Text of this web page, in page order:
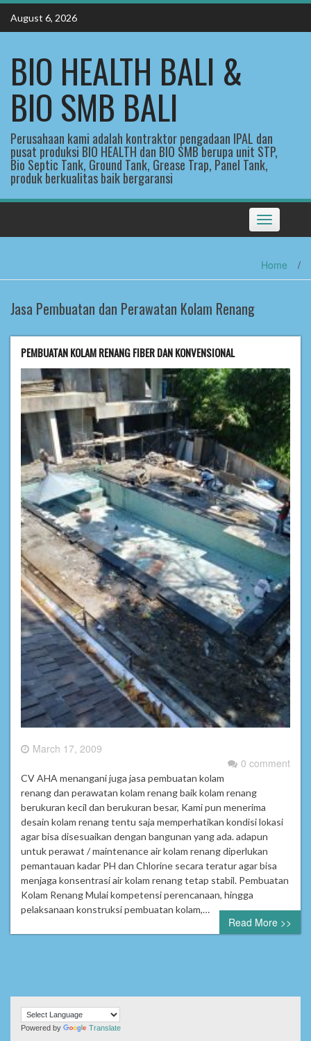
Skip
content
August 6, 2026
BIO HEALTH BALI &
BIO SMB BALI
Perusahaan kami adalah kontraktor pengadaan IPAL dan
pusat produksi BIO HEALTH dan BIO SMB berupa unit STP,
Bio Septic Tank, Ground Tank, Grease Trap, Panel Tank,
produk berkualitas baik bergaransi
Toggle
navigation
Home /
Jasa Pembuatan dan Perawatan Kolam Renang
PEMBUATAN KOLAM RENANG FIBER DAN KONVENSIONAL
March 17, 2009
0 comment
CV AHA menangani juga jasa pembuatan kolam
renang dan perawatan kolam renang baik kolam renang
berukuran kecil dan berukuran besar, Kami pun menerima
desain kolam renang tentu saja memperhatikan kondisi lokasi
agar bisa disesuaikan dengan bangunan yang ada. adapun
untuk perawat / maintenance air kolam renang diperlukan
pemantauan kadar PH dan Chlorine secara teratur agar bisa
menjaga konsentrasi air kolam renang tetap stabil. Pembuatan
Kolam Renang Mulai kompetensi perencanaan, hingga
pelaksanaan konstruksi pembuatan kolam,…
Read More >>
Powered by Translate